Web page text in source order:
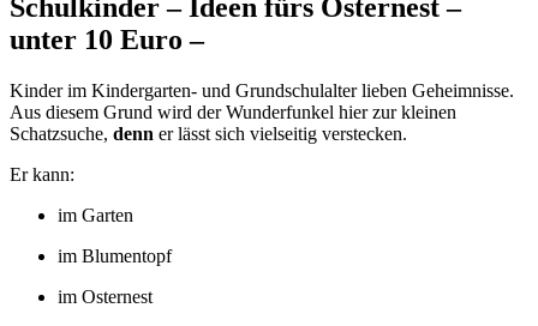
Schulkinder – Ideen fürs Osternest –
unter 10 Euro –
Kinder im Kindergarten- und Grundschulalter lieben Geheimnisse.
Aus diesem Grund wird der Wunderfunkel hier zur kleinen
Schatzsuche, denn er lässt sich vielseitig verstecken.
Er kann:
im Garten
im Blumentopf
im Osternest